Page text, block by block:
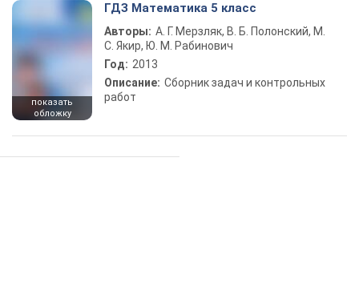
показать
обложку
ГДЗ Математика 5 класс
Авторы: А. Г. Мерзляк, В. Б. Полонский, М.
С. Якир, Ю. М. Рабинович
Год: 2013
Описание: Сборник задач и контрольных
работ